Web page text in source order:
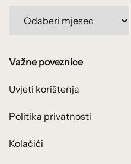
Važne poveznice
Uvjeti korištenja
Politika privatnosti
Kolačići